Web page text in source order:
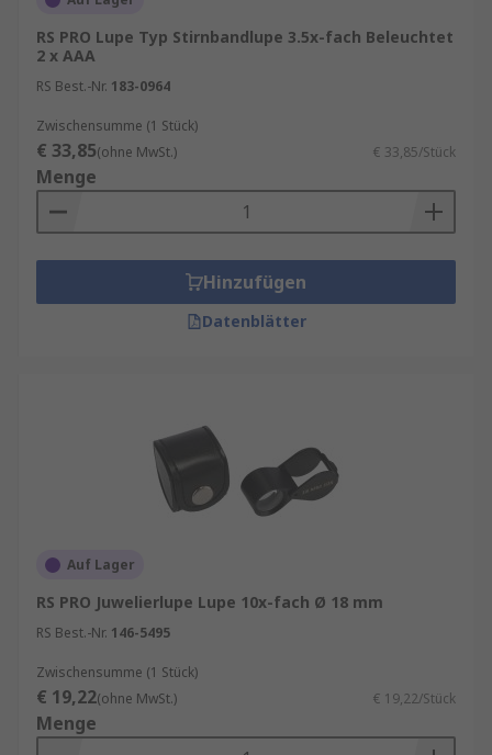
RS PRO Lupe Typ Stirnbandlupe 3.5x-fach Beleuchtet
2 x AAA
RS Best.-Nr. 183-0964
Zwischensumme (1 Stück)
€ 33,85(ohne MwSt.) € 33,85/Stück
Menge
Hinzufügen
Datenblätter
Auf Lager
RS PRO Juwelierlupe Lupe 10x-fach Ø 18 mm
RS Best.-Nr. 146-5495
Zwischensumme (1 Stück)
€ 19,22(ohne MwSt.) € 19,22/Stück
Menge